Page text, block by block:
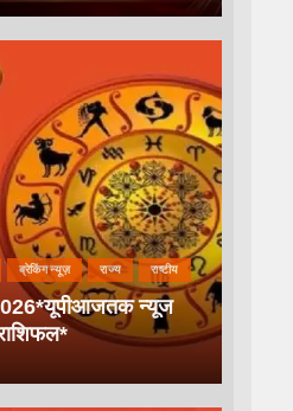
ब्रेकिंग न्यूज़ राज्य राष्टीय
न्यूज